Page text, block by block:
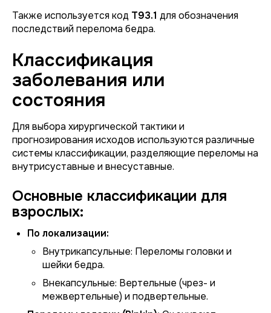
Также используется код T93.1 для обозначения
последствий перелома бедра.
Классификация
заболевания или
состояния
Для выбора хирургической тактики и
прогнозирования исходов используются различные
системы классификации, разделяющие переломы на
внутрисуставные и внесуставные.
Основные классификации для
взрослых:
По локализации:
Внутрикапсульные: Переломы головки и
шейки бедра.
Внекапсульные: Вертельные (чрез- и
межвертельные) и подвертельные.